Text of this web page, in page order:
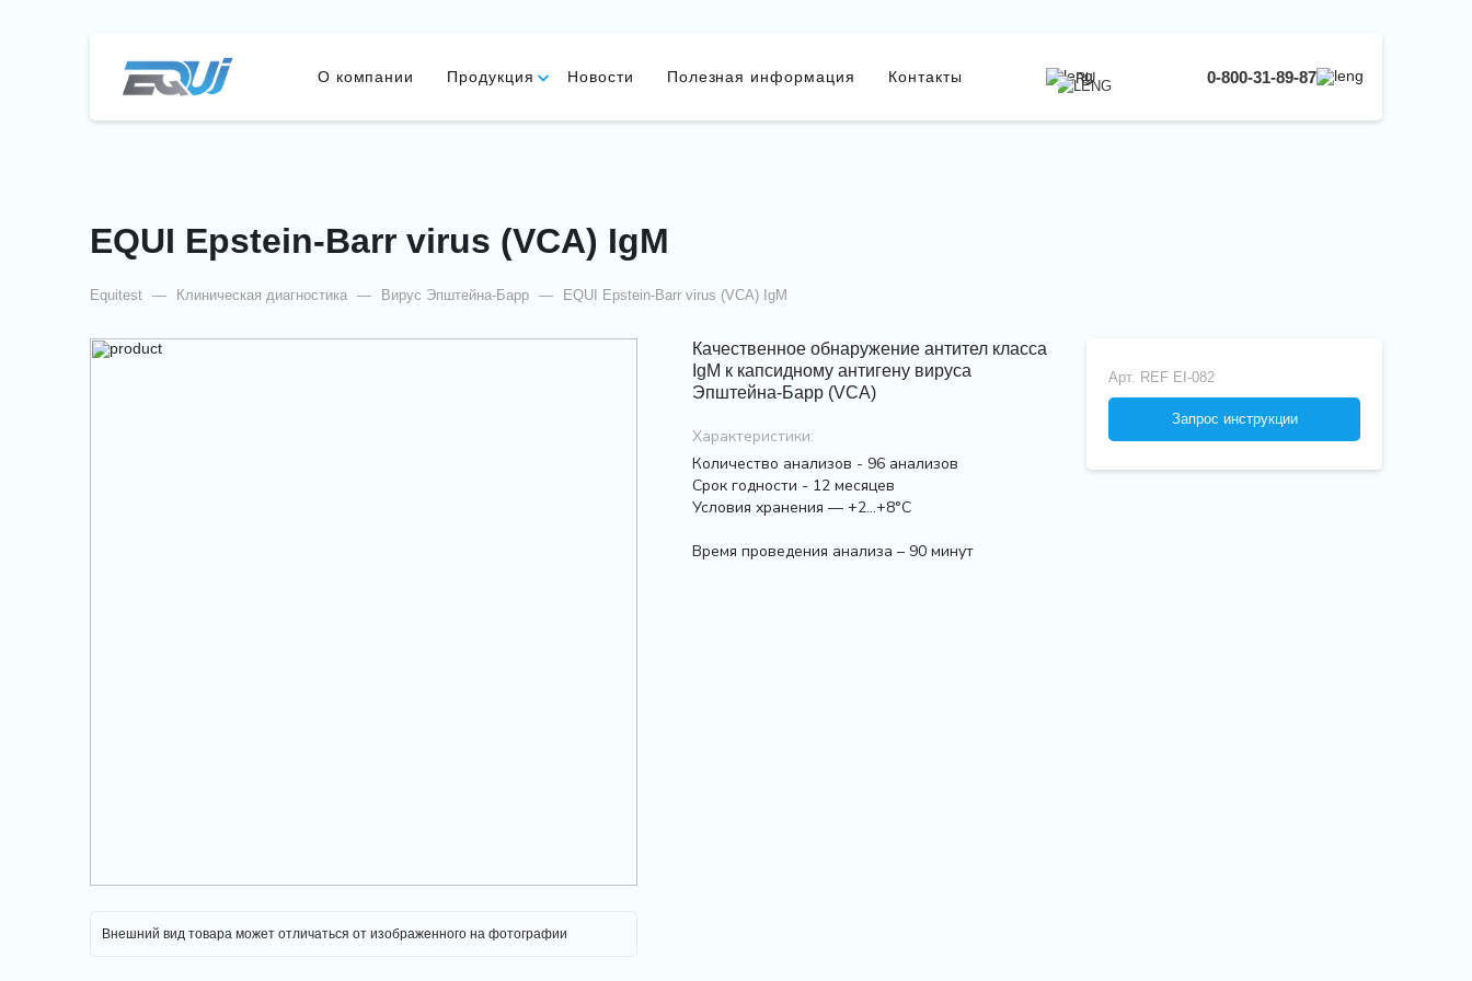
О компании Продукция Новости Полезная информация Контакты RU 0-800-31-89-87
EQUI Epstein-Barr virus (VCA) IgM
Equitest — Клиническая диагностика — Вирус Эпштейна-Барр — EQUI Epstein-Barr virus (VCA) IgM
Внешний вид товара может отличаться от изображенного на фотографии
Качественное обнаружение антител класса
IgM к капсидному антигену вируса
Эпштейна-Барр (VCA)
Характеристики:
Количество анализов - 96 анализов
Срок годности - 12 месяцев
Условия хранения — +2…+8°С
Время проведения анализа – 90 минут
Арт. REF EI-082
Запрос инструкции